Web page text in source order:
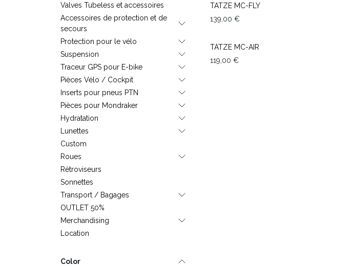
Valves Tubeless et accessoires
Accessoires de protection et de
secours
Protection pour le vélo
Suspension
Traceur GPS pour E-bike
Pièces Vélo / Cockpit
Inserts pour pneus PTN
Pièces pour Mondraker
Hydratation
Lunettes
Custom
Roues
Rétroviseurs
Sonnettes
Transport / Bagages
OUTLET 50%
Merchandising
Location
Color
TATZE MC-FLY
139,00 €
TATZE MC-AIR
119,00 €